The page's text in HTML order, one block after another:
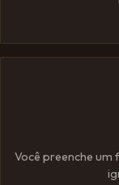
Você preenche um